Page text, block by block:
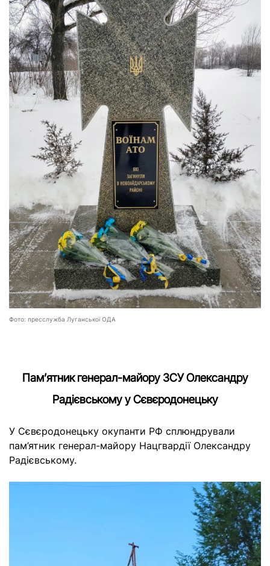
Фото: пресслужба Луганської ОДА
Пам’ятник генерал-майору ЗСУ Олександру
Радієвському у Сєвєродонецьку
У Сєвєродонецьку окупанти РФ сплюндрували
пам’ятник генерал-майору Нацгвардії Олександру
Радієвському.